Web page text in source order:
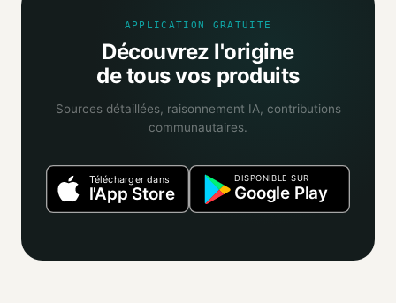
APPLICATION GRATUITE
Découvrez l'origine
de tous vos produits
Sources détaillées, raisonnement IA, contributions
communautaires.
Télécharger dans
l'App Store
DISPONIBLE SUR
Google Play